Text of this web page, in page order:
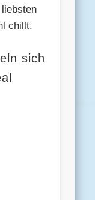
chillt.
sich